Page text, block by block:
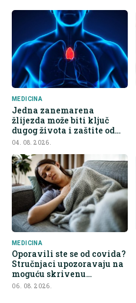
MEDICINA
Jedna zanemarena
žlijezda može biti ključ
dugog života i zaštite od
raka
04. 08. 2026.
MEDICINA
Oporavili ste se od covida?
Stručnjaci upozoravaju na
moguću skrivenu
posljedicu
06. 08. 2026.